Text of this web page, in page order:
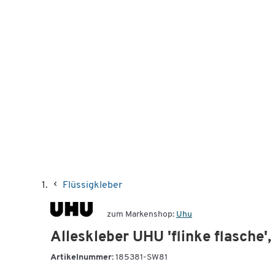
Flüssigkleber
zum Markenshop: Uhu
Alleskleber UHU 'flinke flasche',
Artikelnummer: 185381-SW81